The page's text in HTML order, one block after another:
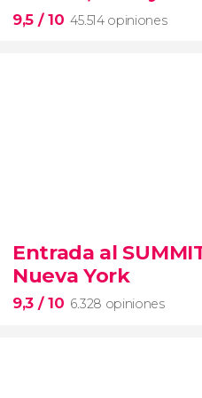
9,5 / 10 45.514 opiniones
visita guiada por el
en español
Entrada al
Nueva York
9,3 / 10 6.328 opiniones